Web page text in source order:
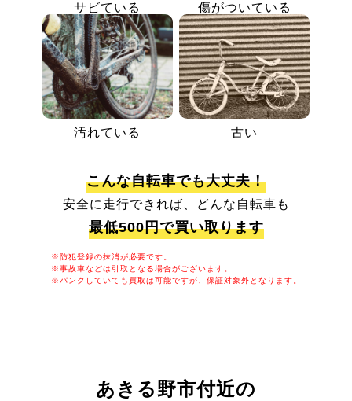
サビている 傷がついている
汚れている 古い
こんな自転車でも大丈夫！
安全に走行できれば、どんな自転車も
最低500円で買い取ります
※防犯登録の抹消が必要です。
※事故車などは引取となる場合がございます。
※パンクしていても買取は可能ですが、保証対象外となります。
あきる野市付近の